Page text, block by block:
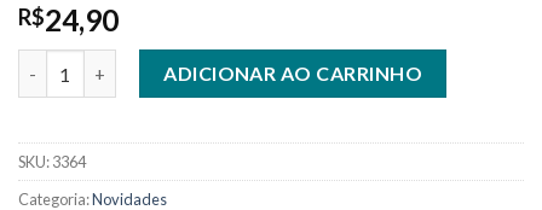
R$24,90
ADICIONAR AO CARRINHO
SKU:3364
Categoria:Novidades